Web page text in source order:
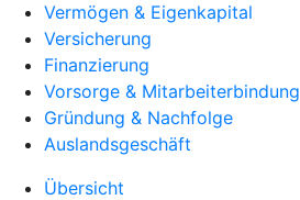
Vermögen & Eigenkapital
Versicherung
Finanzierung
Vorsorge & Mitarbeiterbindung
Gründung & Nachfolge
Auslandsgeschäft
Übersicht